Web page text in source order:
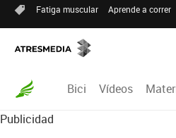
Fatiga muscular Aprende a correr
Bici Vídeos
Publicidad